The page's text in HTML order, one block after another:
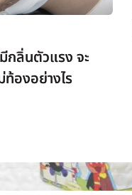
กลิ่นตัวแรง จะ
องอย่างไร